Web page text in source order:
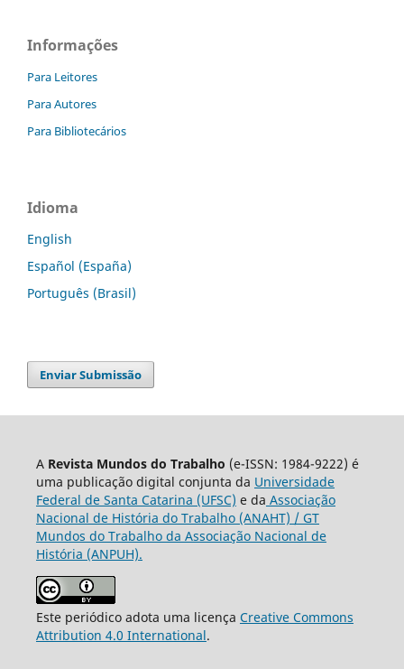
Informações
Para Leitores
Para Autores
Para Bibliotecários
Idioma
English
Español (España)
Português (Brasil)
Enviar Submissão
A Revista Mundos do Trabalho (e-ISSN: 1984-9222) é
uma publicação digital conjunta da Universidade
Federal de Santa Catarina (UFSC) e da Associação
Nacional de História do Trabalho (ANAHT) / GT
Mundos do Trabalho da Associação Nacional de
História (ANPUH).
Este periódico adota uma licença Creative Commons
Attribution 4.0 International.